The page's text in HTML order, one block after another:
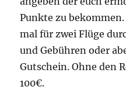
Punkte zu
mal für zwei Flüge
und Gebühren oder
Gutschein. Ohne den
100€.